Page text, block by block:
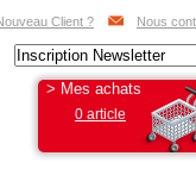
Client ? Nous
> Mes achats
0 article